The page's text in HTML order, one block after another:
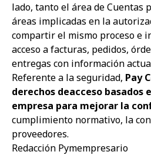
lado, tanto el área de Cuentas
áreas implicadas en la
compartir el mismo proceso e
acceso a facturas, pedidos,
entregas con información
Referente a la seguridad, Pay
derechos deacceso basados
empresa para mejorar la
cumplimiento normativo, la
proveedores.
Redacción Pymempresario